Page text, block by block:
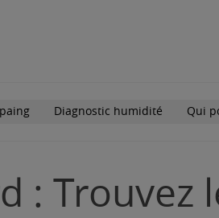
Diagnostic humidité Qui
: Trouvez